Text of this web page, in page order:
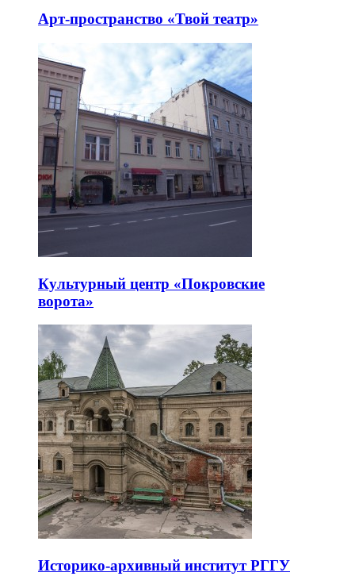
Арт-пространство «Твой театр»
Культурный центр «Покровские
ворота»
Историко-архивный институт РГГУ